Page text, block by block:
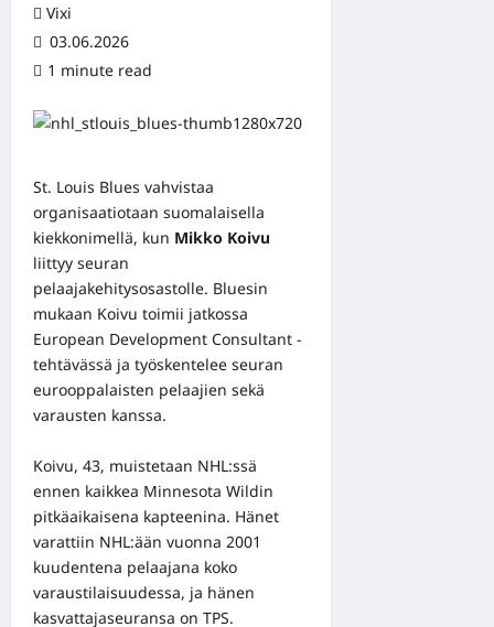
Vixi
03.06.2026
1 minute read
St. Louis Blues vahvistaa
organisaatiotaan suomalaisella
kiekkonimellä, kun Mikko Koivu
liittyy seuran
pelaajakehitysosastolle. Bluesin
mukaan Koivu toimii jatkossa
European Development Consultant -
tehtävässä ja työskentelee seuran
eurooppalaisten pelaajien sekä
varausten kanssa.
Koivu, 43, muistetaan NHL:ssä
ennen kaikkea Minnesota Wildin
pitkäaikaisena kapteenina. Hänet
varattiin NHL:ään vuonna 2001
kuudentena pelaajana koko
varaustilaisuudessa, ja hänen
kasvattajaseuransa on TPS.